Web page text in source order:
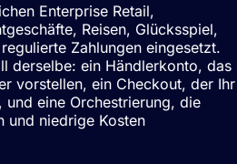
Enterprise Retail,
Reisen, Glücksspiel,
Zahlungen eingesetzt.
derselbe: ein Händlerkonto, das
vorstellen, ein Checkout, der Ihr
eine Orchestrierung, die
und niedrige Kosten